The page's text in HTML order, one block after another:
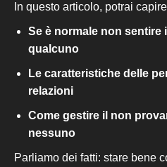
In questo articolo, potrai
Se è normale non sentire
qualcuno
Le caratteristiche delle
relazioni
Come gestire il non
nessuno
Parliamo dei fatti: stare bene